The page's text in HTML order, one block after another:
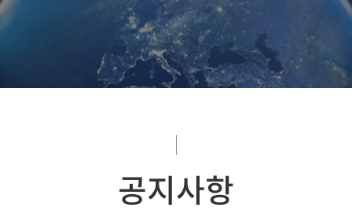
공지사항